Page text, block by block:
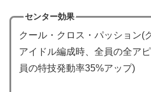
センター効果
クール・クロス・パッション(
アイドル編成時、全員の全ア
員の特技発動率35%アップ)